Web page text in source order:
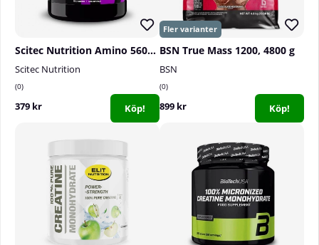
Scitec Nutrition Amino 5600, 500 tabs
Scitec Nutrition
0
379 kr Köp!
BSN True Mass 1200, 4800 g
BSN
0
899 kr Köp!